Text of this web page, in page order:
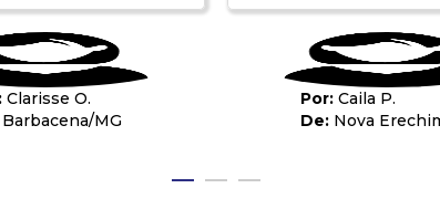
Clarisse O.
Barbacena/MG
Caila P.
Nova